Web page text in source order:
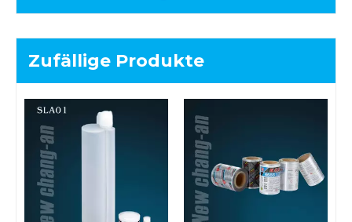
Zufällige Produkte